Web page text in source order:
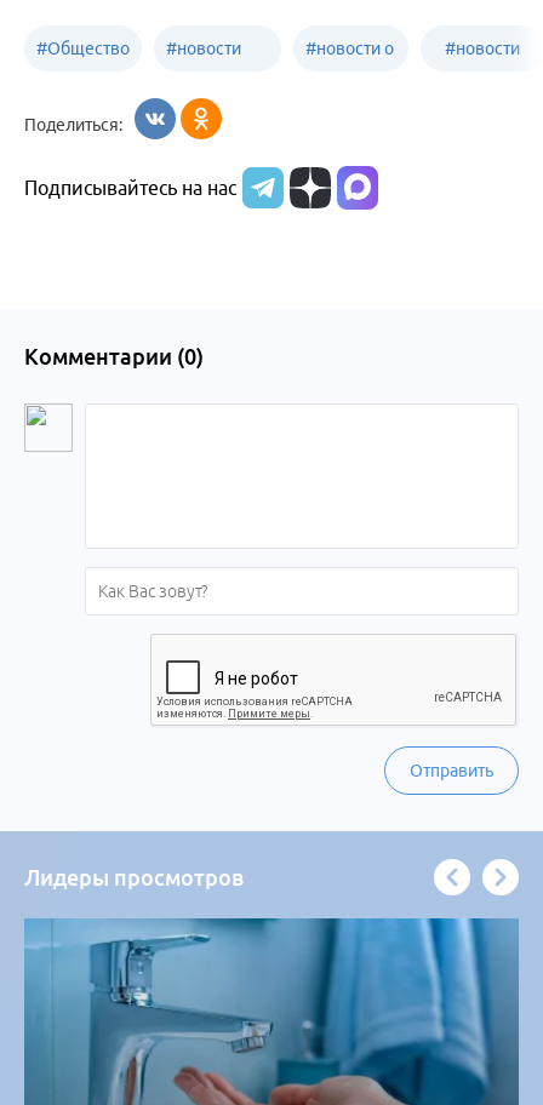
#Общество #новости
образования
#новости о
Алтайского
#новости
Поделиться:
Подписывайтесь на нас
Комментарии (0)
Отправить
Лидеры просмотров